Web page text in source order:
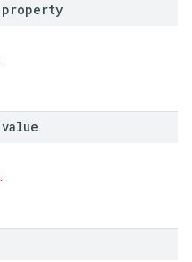
property
value